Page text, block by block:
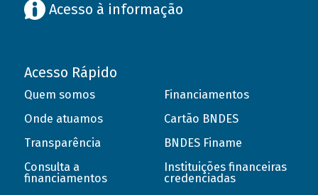
Acesso à informação
Acesso Rápido
Quem somos
Onde atuamos
Transparência
Consulta a
financiamentos
Financiamentos
Cartão BNDES
BNDES Finame
Instituições financeiras
credenciadas